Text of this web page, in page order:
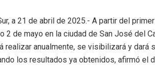
a 21 de abril de 2025.- A partir del
2 de mayo en la ciudad de San José del
realizar anualmente, se visibilizará y dará
los resultados ya obtenidos, afirmó el